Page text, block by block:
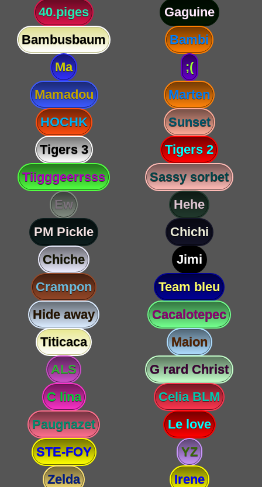
40.piges
Gaguine
Bambusbaum
Bambi
Ma
;(
Mamadou
Marten
HOCHK
Sunset
Tigers 3
Tigers 2
Tiigggeerrsss
Sassy sorbet
Ew
Hehe
PM Pickle
Chichi
Chiche
Jimi
Crampon
Team bleu
Hide away
Cacalotepec
Titicaca
Maion
ALS
G rard Christ
C lina
Celia BLM
Paugnazet
Le love
STE-FOY
YZ
Zelda
Irene